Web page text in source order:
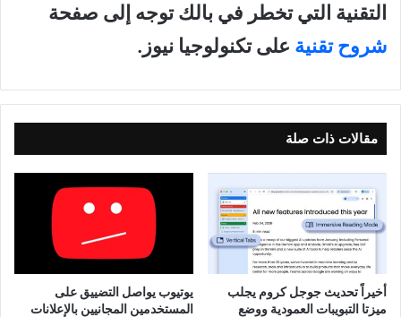
التقنية التي تخطر في بالك توجه إلى صفحة
شروح تقنية على تكنولوجيا نيوز.
مقالات ذات صلة
أخيراً تحديث جوجل كروم يجلب
ميزتا التبويبات العمودية ووضع
يوتيوب يواصل التضييق على
المستخدمين المجانيين بالإعلانات